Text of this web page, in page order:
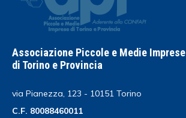
Associazione Piccole e Medie Imprese
di Torino e Provincia
via Pianezza, 123 - 10151 Torino
C.F. 80088460011